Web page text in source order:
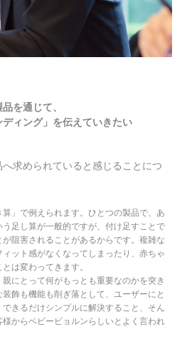
品を通じて、
ィング」を伝えていきたい
求められていると感じることにつ
」で例えられます。ひとつの製品で、あ
足し算が一般的ですが、付け足すことで
阻害されることがあるからです。複雑な
ット感がなくなってしまったり、赤ちゃ
は変わってきます。
にとって何がもっとも重要なのかを突き
飾も機能も削ぎ落として、ユーザーにと
きるだけシンプルに解決すること、そん
からベビービョルンらしいとよく言われ